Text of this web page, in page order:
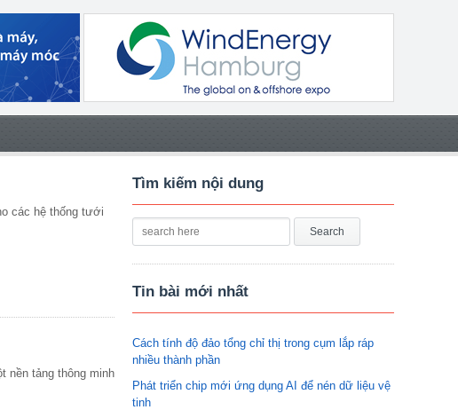
các hệ thống tưới
nền tảng thông minh
Tìm kiếm nội dung
Tin bài mới nhất
Cách tính độ đảo tổng chỉ thị trong cụm lắp ráp
nhiều thành phần
Phát triển chip mới ứng dụng AI để nén dữ liệu vệ
tinh